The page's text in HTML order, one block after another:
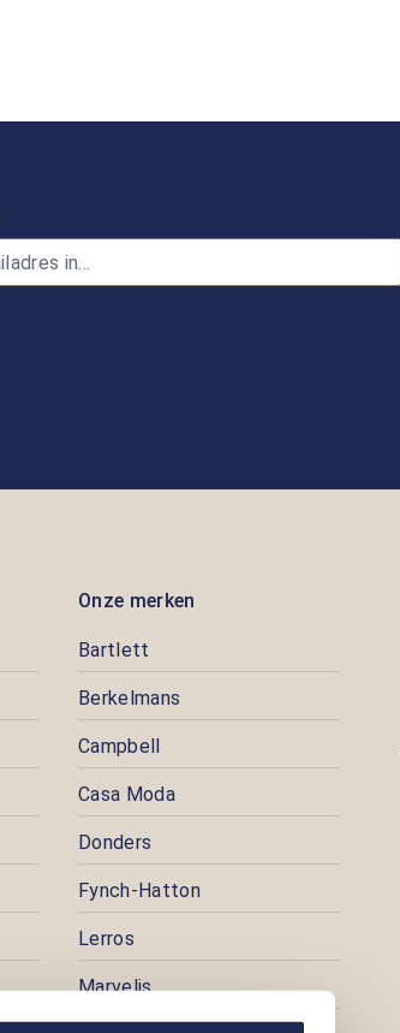
Onze merken
Bartlett
Berkelmans
Campbell
Casa Moda
Donders
Fynch-Hatton
Lerros
Marvelis